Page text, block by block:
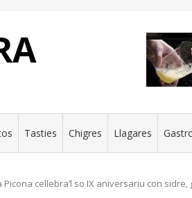
Tasties Chigres Llagares
Picona cellebra’l so IX aniversariu con